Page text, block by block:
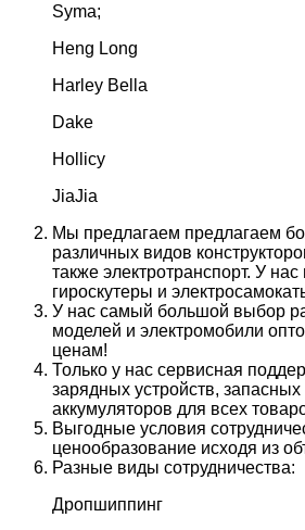
Syma;
Heng Long
Harley Bella
Dake
Hollicy
JiaJia
Мы предлагаем предлагаем
различных видов
также электротранспорт. У
гироскутеры и
У нас самый большой выбор
моделей и электромобили
ценам!
Только у нас сервисная
зарядных устройств, запасных
аккумуляторов для всех
Выгодные условия
ценообразование исходя из
Разные виды сотрудничества:
Дропшиппинг